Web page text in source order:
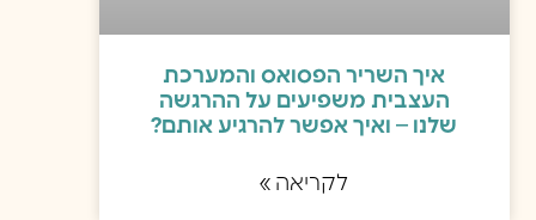
איך השריר הפסואס והמערכת
העצבית משפיעים על ההרגשה
שלנו – ואיך אפשר להרגיע אותם?
לקריאה »